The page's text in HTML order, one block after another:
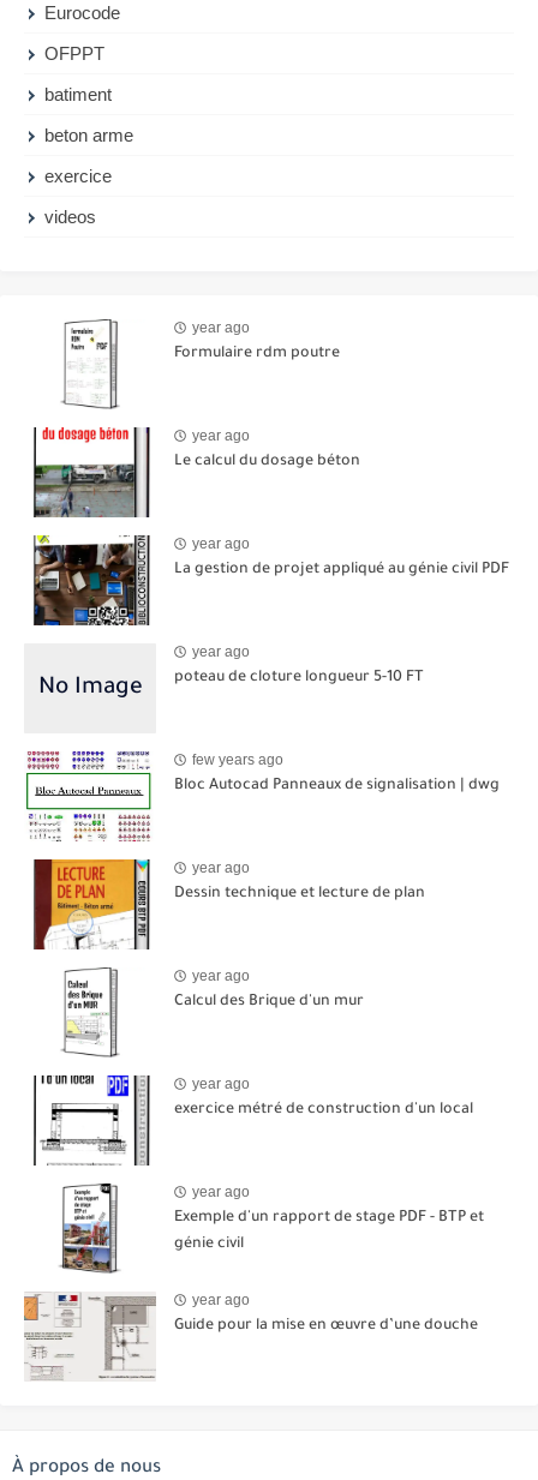
Eurocode
OFPPT
batiment
beton arme
exercice
videos
year ago
Formulaire rdm poutre
year ago
Le calcul du dosage béton
year ago
La gestion de projet appliqué au génie civil PDF
year ago
poteau de cloture longueur 5-10 FT
few years ago
Bloc Autocad Panneaux de signalisation | dwg
year ago
Dessin technique et lecture de plan
year ago
Calcul des Brique d'un mur
year ago
exercice métré de construction d'un local
year ago
Exemple d'un rapport de stage PDF - BTP et
génie civil
year ago
Guide pour la mise en œuvre d’une douche
À propos de nous